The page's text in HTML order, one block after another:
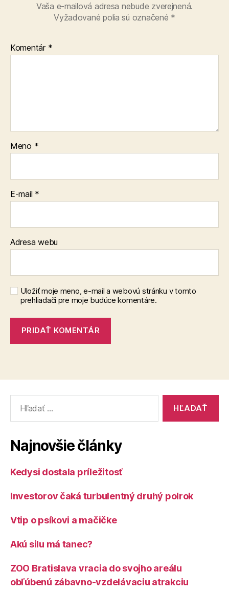
Vaša e-mailová adresa nebude zverejnená.
Vyžadované polia sú označené *
Komentár *
Meno *
E-mail *
Adresa webu
Uložiť moje meno, e-mail a webovú stránku v tomto
prehliadači pre moje budúce komentáre.
Najnovšie články
Kedysi dostala príležitosť
Investorov čaká turbulentný druhý polrok
Vtip o psíkovi a mačičke
Akú silu má tanec?
ZOO Bratislava vracia do svojho areálu
obľúbenú zábavno-vzdelávaciu atrakciu